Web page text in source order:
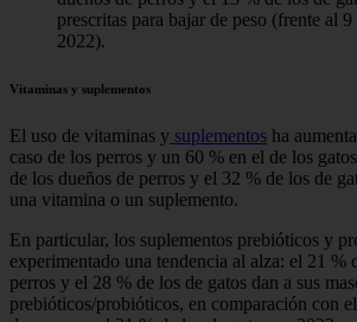
prescritas para bajar de peso (frente al
2022).
Vitaminas y suplementos
El uso de vitaminas y suplementos ha
caso de los perros y un 60 % en el de los
de los dueños de perros y el 32 % de los de
una vitamina o un suplemento.
En particular, los suplementos prebióticos y
experimentado una tendencia al alza: el 21 %
perros y el 28 % de los de gatos dan a sus
prebióticos/probióticos, en comparación con